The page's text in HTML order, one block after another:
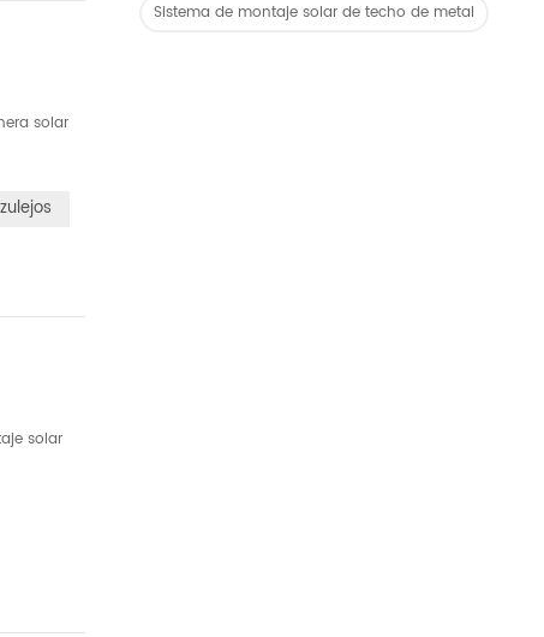
Sistema de montaje solar de techo de metal
solar
solar